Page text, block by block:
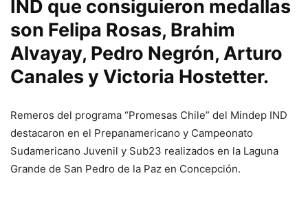
IND que consiguieron medallas
son Felipa Rosas, Brahim
Alvayay, Pedro Negrón, Arturo
Canales y Victoria Hostetter.
Remeros del programa “Promesas Chile” del Mindep IND
destacaron en el Prepanamericano y Campeonato
Sudamericano Juvenil y Sub23 realizados en la Laguna
Grande de San Pedro de la Paz en Concepción.